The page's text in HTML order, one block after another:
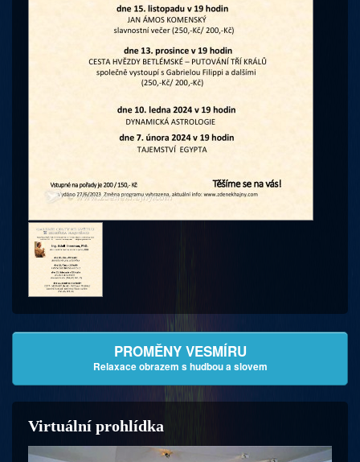
PROMĚNY VESMÍRU
Relaxace obrazem s hudbou a slovem
Virtuální prohlídka